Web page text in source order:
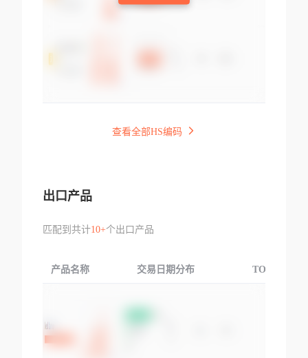
查看全部HS编码
出口产品
匹配到共计10+个出口产品
产品名称 交易日期分布 TOP3交易国